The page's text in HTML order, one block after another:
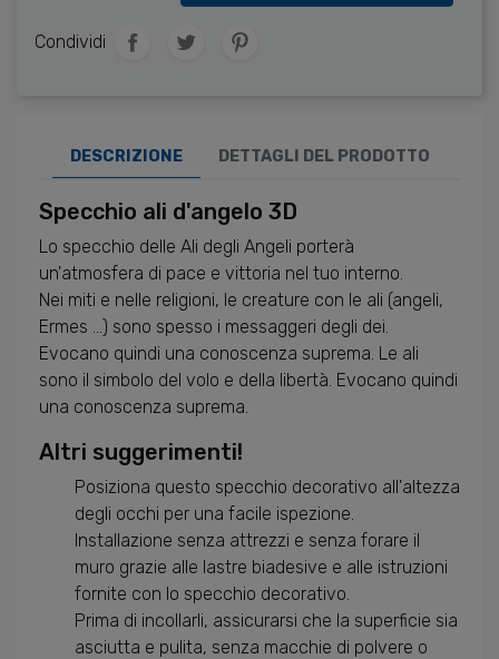
Condividi
DESCRIZIONE DETTAGLI DEL PRODOTTO
Specchio ali d'angelo 3D
Lo specchio delle Ali degli Angeli porterà
un'atmosfera di pace e vittoria nel tuo interno.
Nei miti e nelle religioni, le creature con le ali (angeli,
Ermes ...) sono spesso i messaggeri degli dei.
Evocano quindi una conoscenza suprema. Le ali
sono il simbolo del volo e della libertà. Evocano quindi
una conoscenza suprema.
Altri suggerimenti!
Posiziona questo specchio decorativo all'altezza
degli occhi per una facile ispezione.
Installazione senza attrezzi e senza forare il
muro grazie alle lastre biadesive e alle istruzioni
fornite con lo specchio decorativo.
Prima di incollarli, assicurarsi che la superficie sia
asciutta e pulita, senza macchie di polvere o